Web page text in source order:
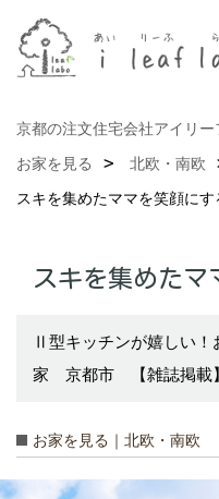
京都の注文住宅会社アイリー
お家を見る
北欧・南欧
スキを集めたママを笑顔にす
スキを集めたマ
Ⅱ型キッチンが嬉しい！
家 京都市 【雑誌掲載】
お家を見る｜北欧・南欧